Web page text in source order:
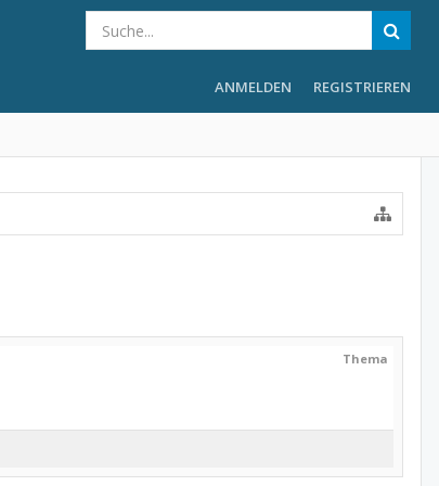
ANMELDEN REGISTRIEREN
Thema